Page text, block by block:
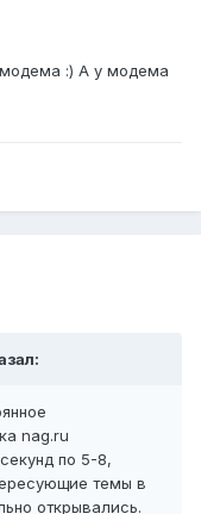
:) А у модема
nag.ru
по 5-8,
темы в
открывались.